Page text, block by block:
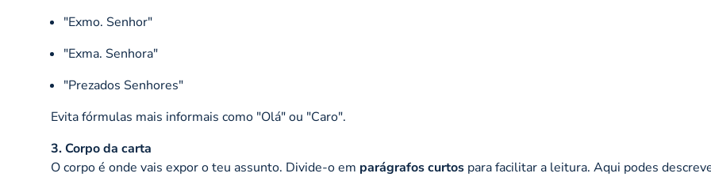
"Exmo. Senhor"
"Exma. Senhora"
"Prezados Senhores"
Evita fórmulas mais informais como "Olá" ou "Caro".
3. Corpo da carta
O corpo é onde vais expor o teu assunto. Divide-o em parágrafos curtos para facilitar a leitura. Aqui podes